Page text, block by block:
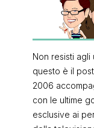
Non resisti
questo è il
2006
con le ultime
esclusive ai